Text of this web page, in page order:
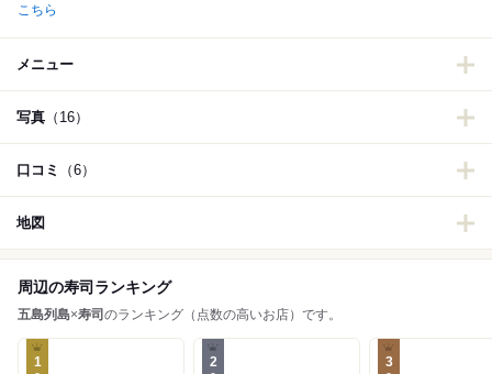
こちら
メニュー
写真 （16）
口コミ （6）
地図
周辺の寿司ランキング
五島列島×寿司 のランキング（点数の高いお店）です。
1 2 3